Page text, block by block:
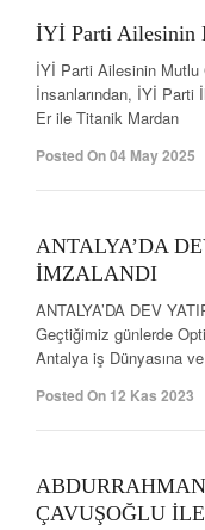
İYİ Parti Ailesinin
İYİ Parti Ailesinin Mutlu
İnsanlarından, İYİ Parti
Er ile Titanik Mardan
Posted On 04 May 2025
ANTALYA’DA
İMZALANDI
ANTALYA’DA DEV
Geçtiğimiz günlerde
Antalya iş Dünyasına ve
Posted On 12 Kas 2023
ÇAVUŞOĞLU